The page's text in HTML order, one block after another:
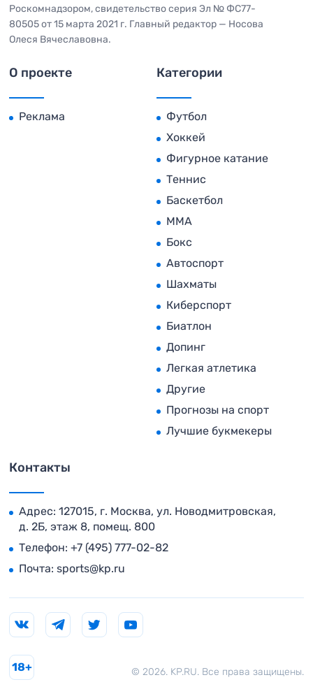
Роскомнадзором, свидетельство серия Эл № ФС77-
80505 от 15 марта 2021 г. Главный редактор — Носова
Олеся Вячеславовна.
О проекте
Реклама
Категории
Футбол
Хоккей
Фигурное катание
Теннис
Баскетбол
MMA
Бокс
Автоспорт
Шахматы
Киберспорт
Биатлон
Допинг
Легкая атлетика
Другие
Прогнозы на спорт
Лучшие букмекеры
Контакты
Адрес: 127015, г. Москва, ул. Новодмитровская,
д. 2Б, этаж 8, помещ. 800
Телефон: +7 (495) 777-02-82
Почта: sports@kp.ru
© 2026. KP.RU. Все права защищены.
18+